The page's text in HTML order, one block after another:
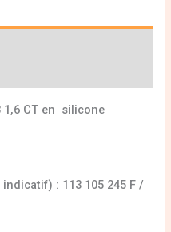
1,6 CT en silicone
: 113 105 245 F /